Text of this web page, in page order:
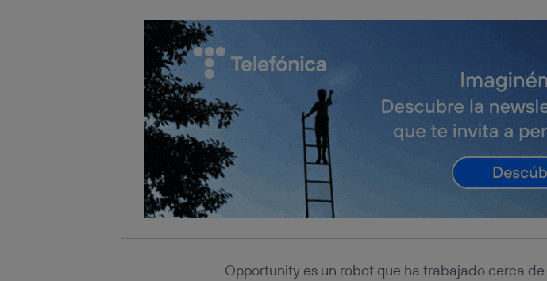
Opportunity es un robot que ha trabajado cerca de